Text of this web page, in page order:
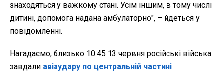
знаходяться у важкому стані. Усім іншим, в тому числі
дитині, допомога надана амбулаторно", – йдеться у
повідомленні.
Нагадаємо, близько 10:45 13 червня російські війська
завдали авіаудару по центральній частині